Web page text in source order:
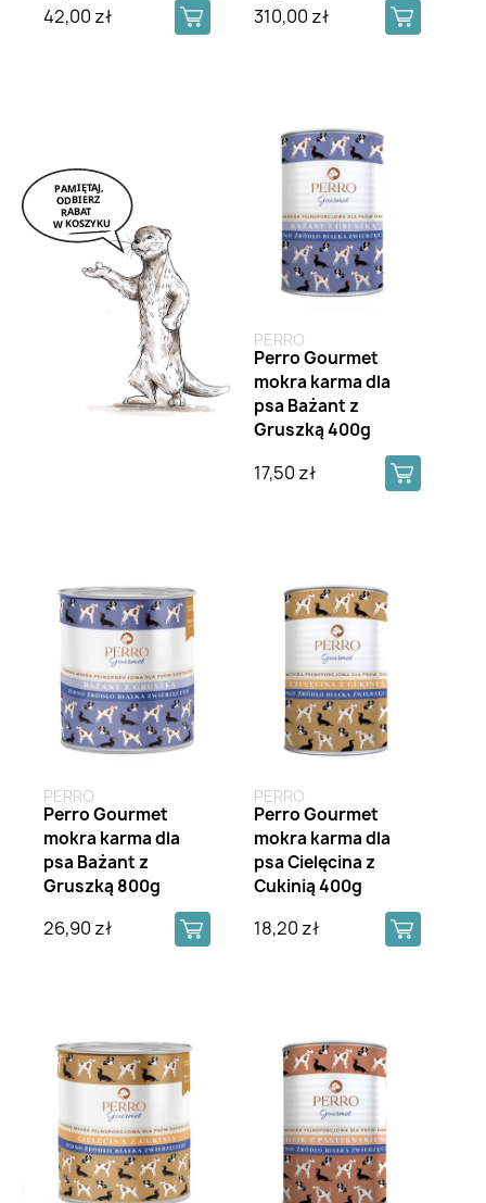
42,00 zł 310,00 zł
PERRO
Perro Gourmet
mokra karma dla
psa Bażant z
Gruszką 400g
17,50 zł
PERRO
Perro Gourmet
mokra karma dla
psa Bażant z
Gruszką 800g
26,90 zł
PERRO
Perro Gourmet
mokra karma dla
psa Cielęcina z
Cukinią 400g
18,20 zł